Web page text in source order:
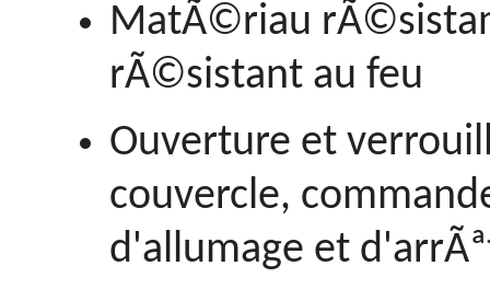
MatÃ©riau
rÃ©sistant au feu
Ouverture et
couvercle,
d'allumage et